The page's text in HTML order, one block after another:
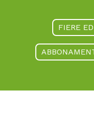
FIERE